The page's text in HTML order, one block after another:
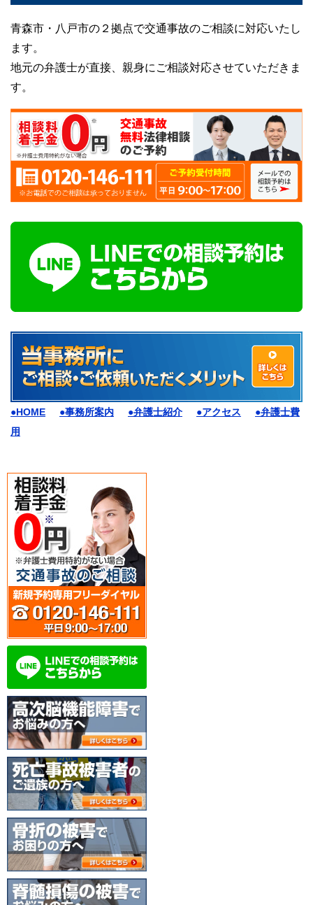
青森市・八戸市の２拠点で交通事故のご相談に対応いたし
ます。
地元の弁護士が直接、親身にご相談対応させていただきま
す。
●HOME ●事務所案内 ●弁護士紹介 ●アクセス
●弁護士費
用